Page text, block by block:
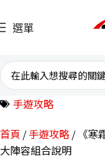
選單
手遊攻略
首頁 手遊攻略
《
大陣容組合說明